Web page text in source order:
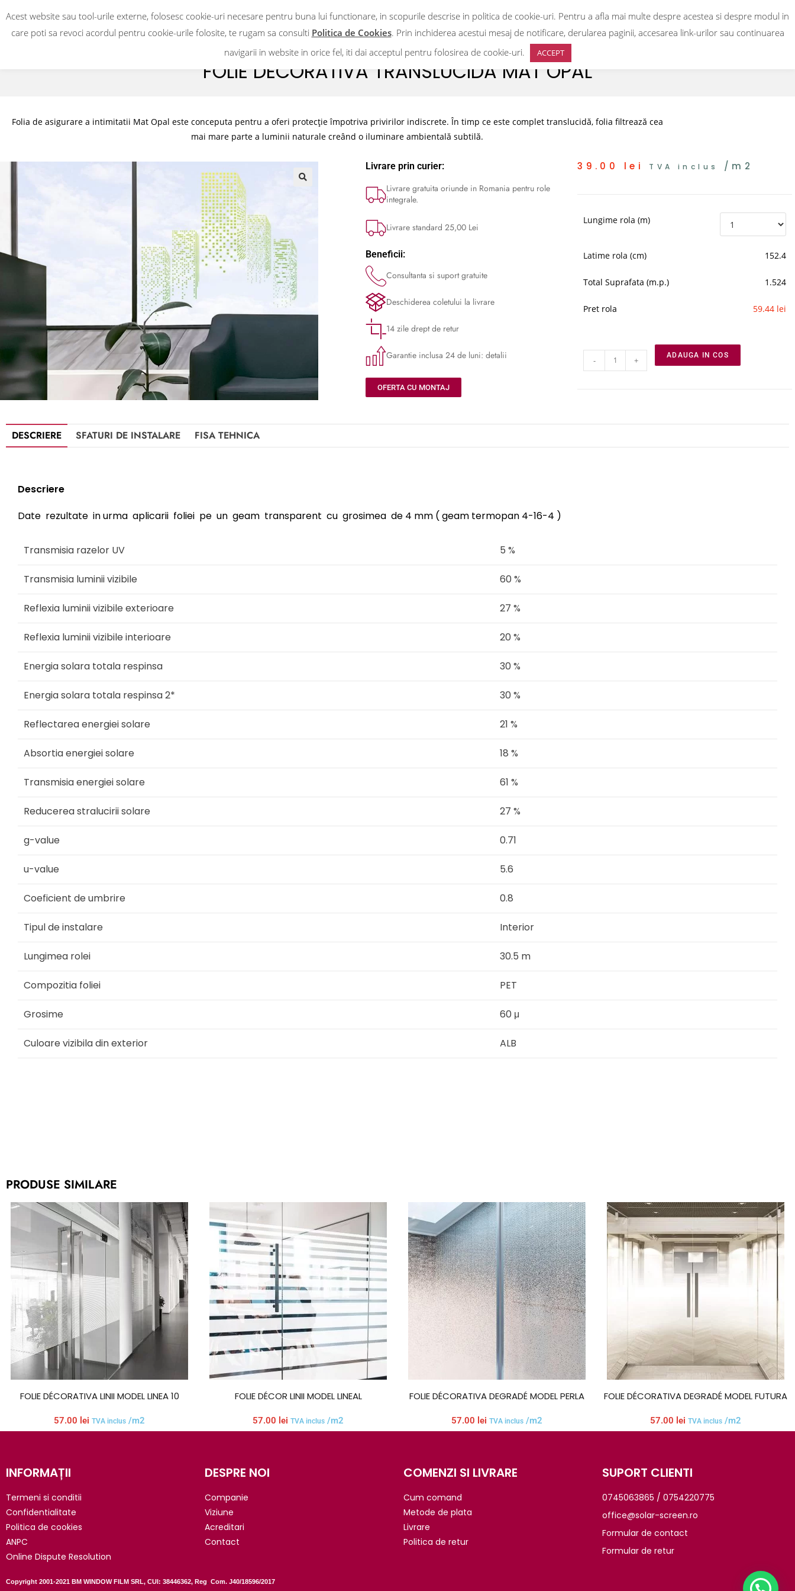
Acasa Produse Despre noi Contact
0
FOLIE DÉCORATIVA TRANSLUCIDA MAT OPAL
Folia de asigurare a intimitatii Mat Opal este conceputa pentru a oferi protecție împotriva privirilor indiscrete. În timp ce este complet translucidă, folia filtrează cea
mai mare parte a luminii naturale creând o iluminare ambientală subtilă.
Livrare prin curier:
Livrare gratuita oriunde in Romania pentru role
integrale.
Livrare standard 25,00 Lei
Beneficii:
Consultanta si suport gratuite
Deschiderea coletului la livrare
14 zile drept de retur
Garantie inclusa 24 de luni: detalii
OFERTA CU MONTAJ
39.00 lei TVA inclus /m2
Lungime rola (m)
Latime rola (cm) 152.4
Total Suprafata (m.p.) 1.524
Pret rola 59.44 lei
- + ADAUGA IN COS
DESCRIERE SFATURI DE INSTALARE FISA TEHNICA
Descriere
Date rezultate in urma aplicarii foliei pe un geam transparent cu grosimea de 4 mm ( geam termopan 4-16-4 )
Transmisia razelor UV 5 %
Transmisia luminii vizibile 60 %
Reflexia luminii vizibile exterioare 27 %
Reflexia luminii vizibile interioare 20 %
Energia solara totala respinsa 30 %
Energia solara totala respinsa 2* 30 %
Reflectarea energiei solare 21 %
Absortia energiei solare 18 %
Transmisia energiei solare 61 %
Reducerea stralucirii solare 27 %
g-value 0.71
u-value 5.6
Coeficient de umbrire 0.8
Tipul de instalare Interior
Lungimea rolei 30.5 m
Compozitia foliei PET
Grosime 60 μ
Culoare vizibila din exterior ALB
PRODUSE SIMILARE
FOLIE DÉCORATIVA LINII MODEL LINEA 10
57.00 lei TVA inclus /m2
FOLIE DÉCOR LINII MODEL LINEAL
57.00 lei TVA inclus /m2
FOLIE DÉCORATIVA DEGRADÉ MODEL PERLA
57.00 lei TVA inclus /m2
FOLIE DÉCORATIVA DEGRADÉ MODEL FUTURA
57.00 lei TVA inclus /m2
INFORMAȚII
Termeni si conditii
Confidentialitate
Politica de cookies
ANPC
Online Dispute Resolution
DESPRE NOI
Companie
Viziune
Acreditari
Contact
COMENZI SI LIVRARE
Cum comand
Metode de plata
Livrare
Politica de retur
SUPORT CLIENTI
0745063865 / 0754220775
office@solar-screen.ro
Formular de contact
Formular de retur
Copyright 2001-2021 BM WINDOW FILM SRL, CUI: 38446362, Reg. Com. J40/18596/2017
Acest website sau tool-urile externe, folosesc cookie-uri necesare pentru buna lui functionare, in scopurile descrise in politica de cookie-uri. Pentru a afla mai multe despre acestea si despre modul in
care poti sa revoci acordul pentru cookie-urile folosite, te rugam sa consulti Politica de Cookies. Prin inchiderea acestui mesaj de notificare, derularea paginii, accesarea link-urilor sau continuarea
navigarii in website in orice fel, iti dai acceptul pentru folosirea de cookie-uri.
ACCEPT